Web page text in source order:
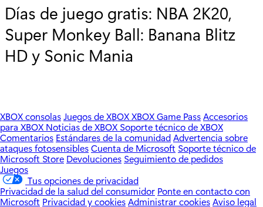
t
e
g
o
:
Días de juego gratis: NBA 2K20,
Super Monkey Ball: Banana Blitz
HD y Sonic Mania
XBOX consolasJuegos de XBOXXBOX Game PassAccesorios
para XBOX Noticias de XBOX Soporte técnico de XBOX
Comentarios Estándares de la comunidadAdvertencia sobre
ataques fotosensiblesCuenta de Microsoft Soporte técnico de
Microsoft Store Devoluciones Seguimiento de pedidos
Juegos
Tus opciones de privacidad
Privacidad de la salud del consumidor Ponte en contacto con
Microsoft Privacidad y cookiesAdministrar cookiesAviso legal